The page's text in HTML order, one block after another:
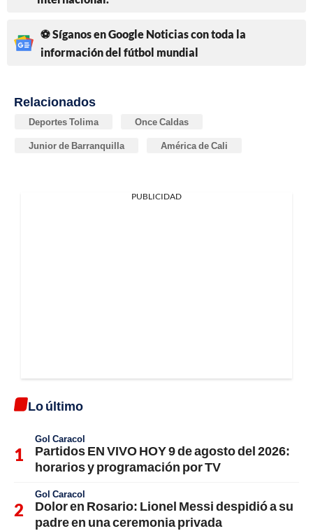
⚽ Síganos en Google Noticias con toda la
información del fútbol mundial
Relacionados
Deportes Tolima Once Caldas
Junior de Barranquilla América de Cali
PUBLICIDAD
Lo último
Gol Caracol
Partidos EN VIVO HOY 9 de agosto del 2026:
horarios y programación por TV
Gol Caracol
Dolor en Rosario: Lionel Messi despidió a su
padre en una ceremonia privada